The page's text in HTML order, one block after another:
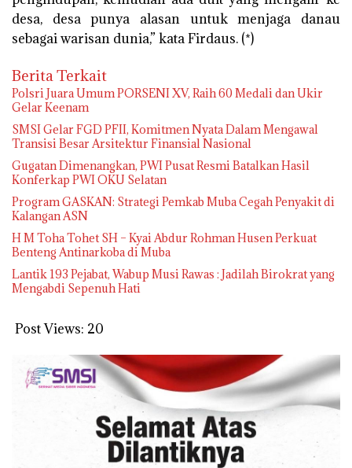
desa, desa punya alasan untuk menjaga danau
sebagai warisan dunia,” kata Firdaus. (*)
Berita Terkait
Polsri Juara Umum PORSENI XV, Raih 60 Medali dan Ukir
Gelar Keenam
SMSI Gelar FGD PFII, Komitmen Nyata Dalam Mengawal
Transisi Besar Arsitektur Finansial Nasional
Gugatan Dimenangkan, PWI Pusat Resmi Batalkan Hasil
Konferkap PWI OKU Selatan
Program GASKAN: Strategi Pemkab Muba Cegah Penyakit di
Kalangan ASN
H M Toha Tohet SH – Kyai Abdur Rohman Husen Perkuat
Benteng Antinarkoba di Muba
‎Lantik 193 Pejabat, Wabup Musi Rawas : Jadilah Birokrat yang
Mengabdi Sepenuh Hati
Post Views: 20